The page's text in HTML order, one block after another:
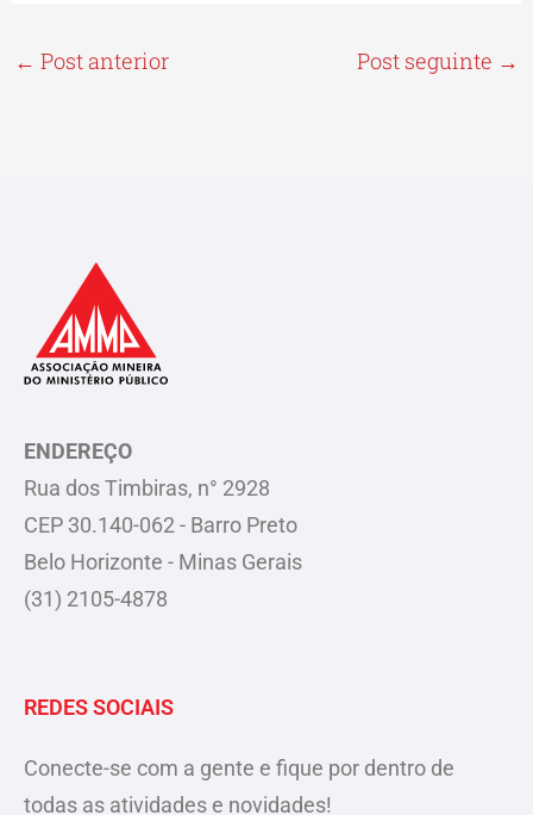
← Post anterior Post seguinte →
ENDEREÇO
Rua dos Timbiras, n° 2928
CEP 30.140-062 - Barro Preto
Belo Horizonte - Minas Gerais
(31) 2105-4878
REDES SOCIAIS
Conecte-se com a gente e fique por dentro de
todas as atividades e novidades!